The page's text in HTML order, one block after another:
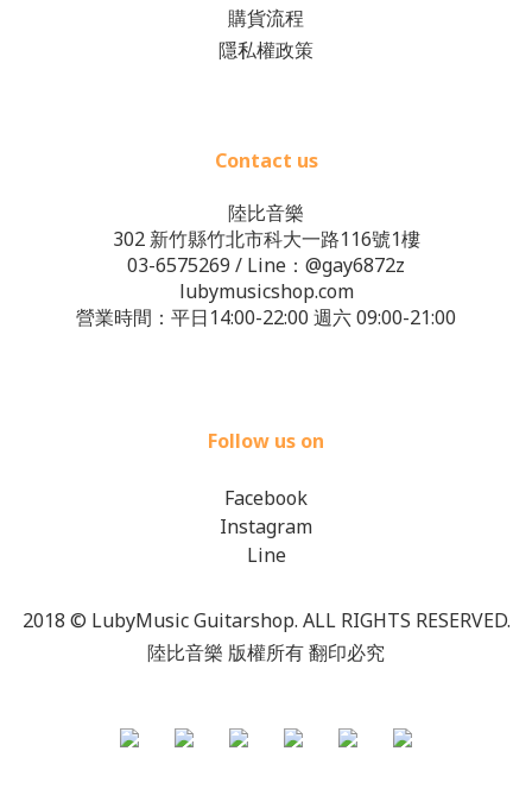
購貨流程
隱私權政策
Contact us
陸比音樂
302 新竹縣竹北市科大一路116號1樓
03-6575269 / Line： @gay6872z
lubymusicshop.com
營業時間：平日14:00-22:00 週六 09:00-21:00
Follow us on
Facebook
Instagram
Line
2018 © LubyMusic Guitarshop. ALL RIGHTS RESERVED.
陸比音樂 版權所有 翻印必究